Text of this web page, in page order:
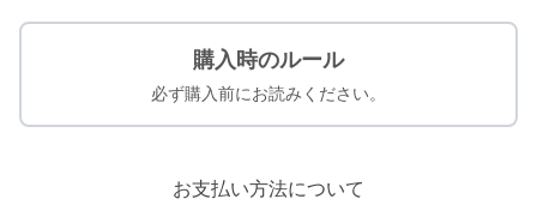
購入時のルール
必ず購入前にお読みください。
お支払い方法について